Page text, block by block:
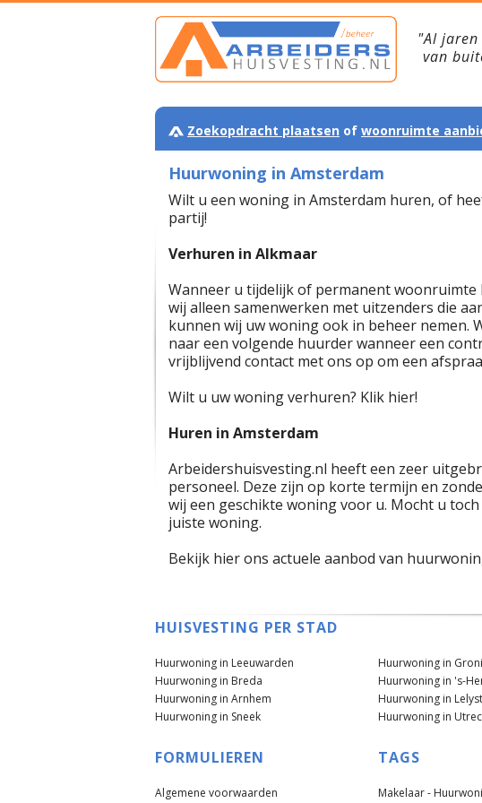
"Al
van
Zoekopdracht plaatsen of woonruimte
Huurwoning in Amsterdam
Wilt u een woning in Amsterdam huren, of
partij!
Verhuren in Alkmaar
Wanneer u tijdelijk of permanent woonruimte
wij alleen samenwerken met uitzenders die
kunnen wij uw woning ook in beheer nemen.
naar een volgende huurder wanneer een
vrijblijvend contact met ons op om een
Wilt u uw woning verhuren? Klik hier!
Huren in Amsterdam
Arbeidershuisvesting.nl heeft een zeer
personeel. Deze zijn op korte termijn en
wij een geschikte woning voor u. Mocht u
juiste woning.
Bekijk hier ons actuele aanbod van
HUISVESTING PER STAD
Huurwoning in Leeuwarden
Huurwoning in Breda
Huurwoning in Arnhem
Huurwoning in Sneek
Huurwoning in
Huurwoning in 's-
Huurwoning in
Huurwoning in
FORMULIEREN
Algemene voorwaarden
TAGS
Makelaar -